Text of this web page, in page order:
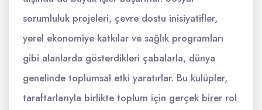
sorumluluk projeleri, çevre dostu inisiyatifler,
yerel ekonomiye katkılar ve sağlık programları
gibi alanlarda gösterdikleri çabalarla, dünya
genelinde toplumsal etki yaratırlar. Bu kulüpler,
taraftarlarıyla birlikte toplum için gerçek birer rol